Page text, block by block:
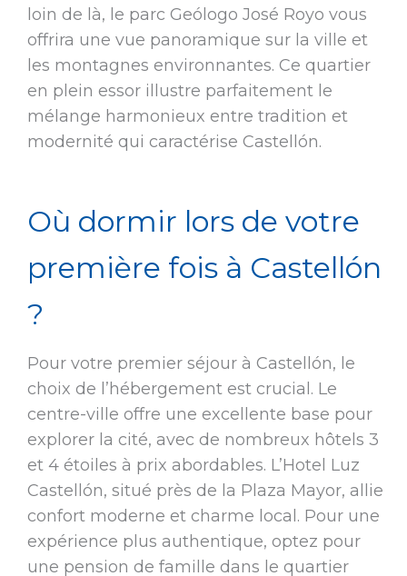
loin de là, le parc Geólogo José Royo vous
offrira une vue panoramique sur la ville et
les montagnes environnantes. Ce quartier
en plein essor illustre parfaitement le
mélange harmonieux entre tradition et
modernité qui caractérise Castellón.
Où dormir lors de votre
première fois à Castellón
?
Pour votre premier séjour à Castellón, le
choix de l’hébergement est crucial. Le
centre-ville offre une excellente base pour
explorer la cité, avec de nombreux hôtels 3
et 4 étoiles à prix abordables. L’Hotel Luz
Castellón, situé près de la Plaza Mayor, allie
confort moderne et charme local. Pour une
expérience plus authentique, optez pour
une pension de famille dans le quartier